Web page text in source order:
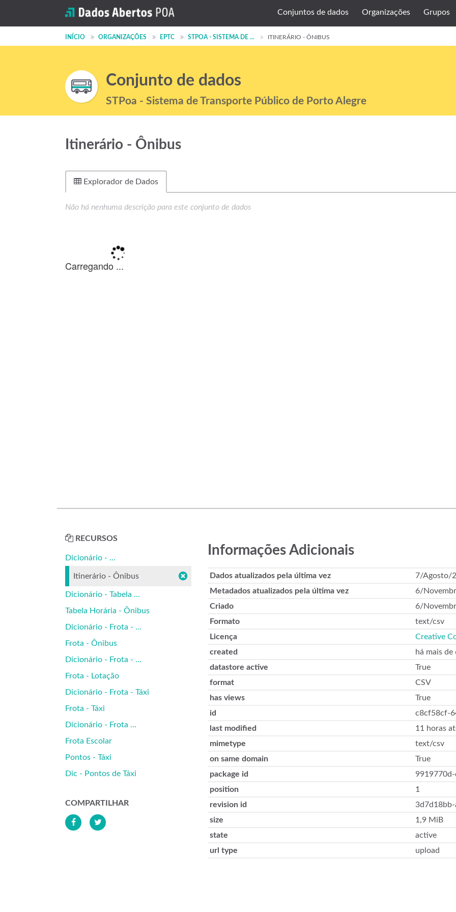
Conjuntos de dados Organizações Grupos
INÍCIO ORGANIZAÇÕES EPTC STPOA - SISTEMA DE ... ITINERÁRIO - ÔNIBUS
Conjunto de dados
STPoa - Sistema de Transporte Público de Porto Alegre
Itinerário - Ônibus
Explorador de Dados
Não há nenhuma descrição para este conjunto de dados
Informações Adicionais
Dados atualizados pela última vez
7/Agosto/
Metadados atualizados pela última vez
6/
Criado
6/
Formato
text/csv
Licença
Creative
created
há mais de
datastore active
True
format
CSV
has views
True
id
c8cf58cf-
last modified
11 horas
mimetype
text/csv
on same domain
True
package id
position
1
revision id
size
1,9 MiB
state
active
url type
upload
RECURSOS
Dicionário - ...
Itinerário - Ônibus
Dicionário - Tabela ...
Tabela Horária - Ônibus
Dicionário - Frota - ...
Frota - Ônibus
Dicionário - Frota - ...
Frota - Lotação
Dicionário - Frota - Táxi
Frota - Táxi
Dicionário - Frota ...
Frota Escolar
Pontos - Táxi
Dic - Pontos de Táxi
COMPARTILHAR